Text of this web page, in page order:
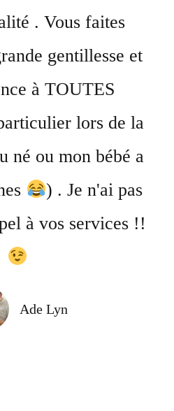
. Vous faites
gentillesse et
à TOUTES
lors de la
né ou mon bébé a
) . Je n'ai pas
à vos services !!
Ade Lyn